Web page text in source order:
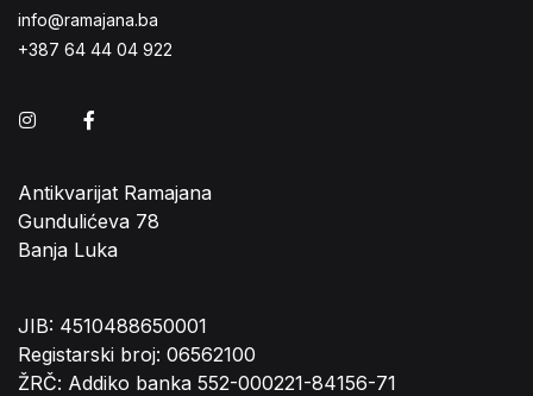
info@ramajana.ba
+387 64 44 04 922
Instagram
Antikvarijat Ramajana
Gundulićeva 78
Banja Luka
JIB: 4510488650001
Registarski broj: 06562100
ŽRČ: Addiko banka 552-000221-84156-71